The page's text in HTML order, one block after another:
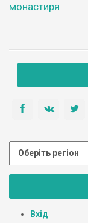
монастиря
Вхід